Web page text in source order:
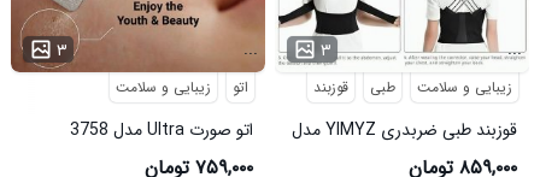
۳ ...
اتو زیبایی و سلامت
اتو صورت Ultra مدل 3758
۷۵۹,۰۰۰ تومان
۳ ...
زیبایی و سلامت طبی قوزبند
قوزبند طبی ضربدری YIMYZ مدل
3684
۸۵۹,۰۰۰ تومان